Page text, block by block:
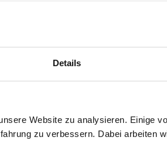
Details
Website zu analysieren. Einige
zu verbessern. Dabei arbeiten
Kostenloses Erstgespräch